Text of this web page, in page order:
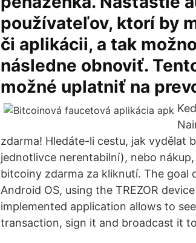
používateľov, ktorí by
či aplikácii, a tak
následne obnoviť.
možné uplatniť na
zdarma! Hledáte-li cestu, jak vydělat
jednotlivce nerentabilní), nebo
bitcoiny zdarma za kliknutí. The
Android OS, using the TREZOR
implemented application allows to
transaction, sign it and broadcast it